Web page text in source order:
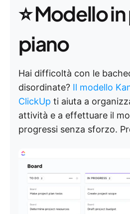
⭐ Modello
piano
Hai difficoltà con le
disordinate? Il modello
ClickUp ti aiuta a
attività e a effettuare il
progressi senza sforzo.